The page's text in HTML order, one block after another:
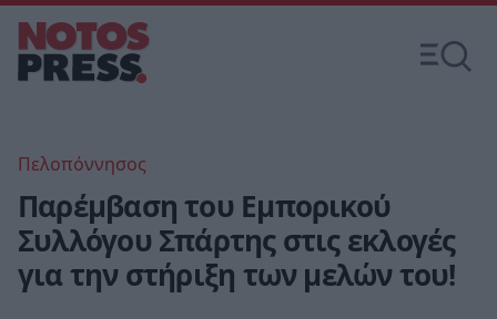
Πελοπόννησος
Παρέμβαση του Εμπορικού
Συλλόγου Σπάρτης στις εκλογές
για την στήριξη των μελών του!